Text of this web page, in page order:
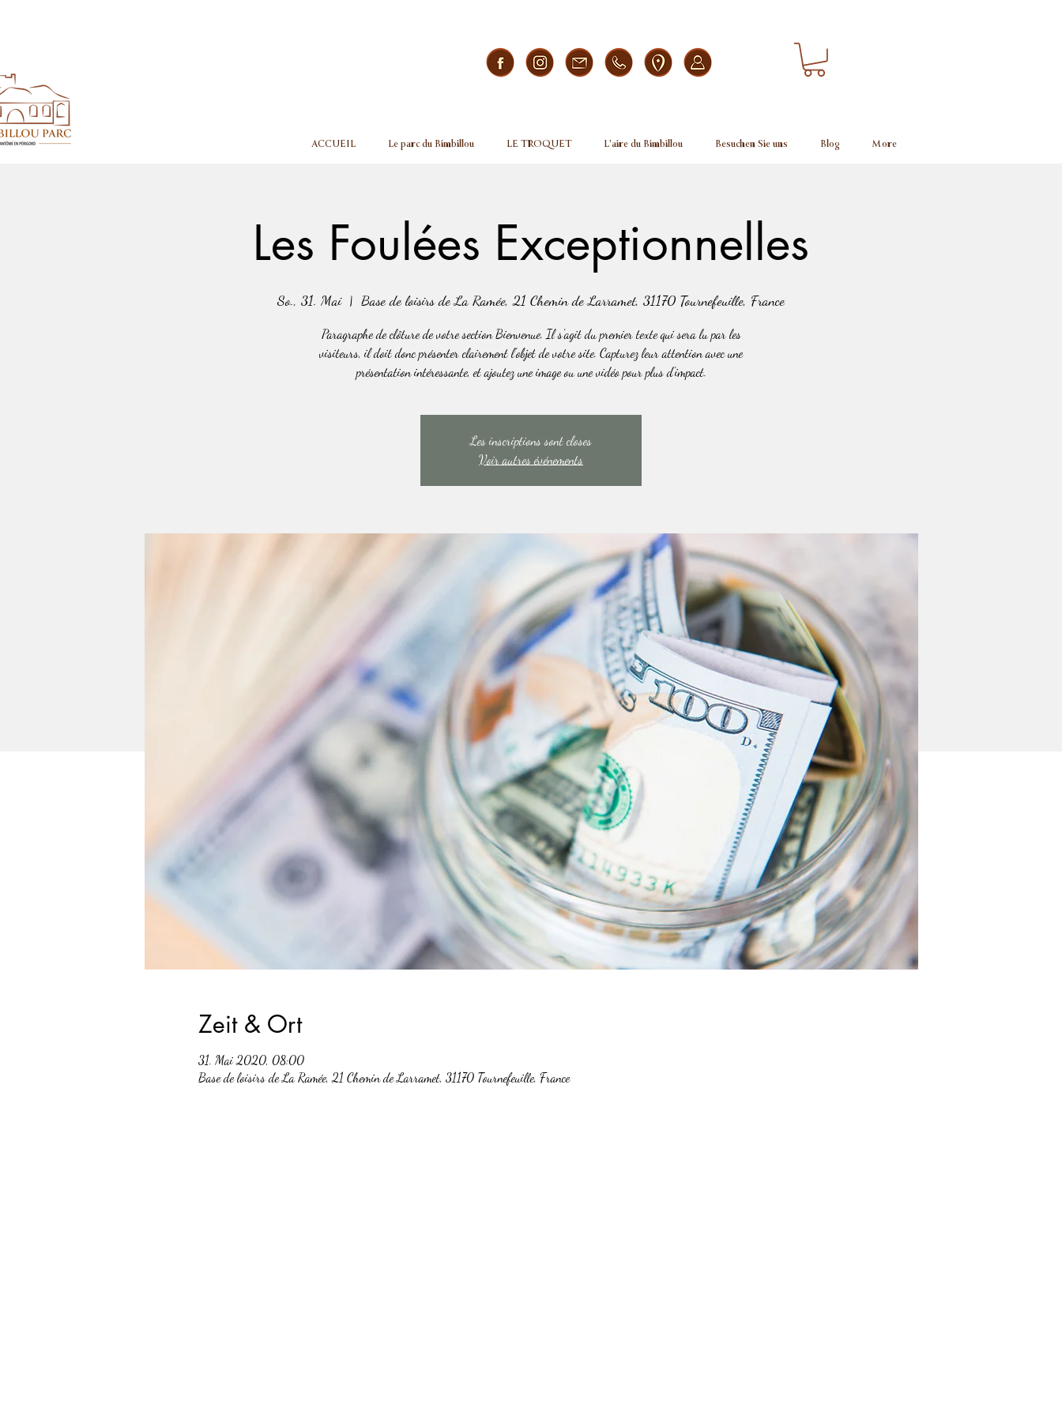
ACCUEIL Le parc du Bimbillou LE TROQUET L'aire du Bimbillou Besuchen Sie uns Blog More
Les Foulées Exceptionnelles
So., 31. Mai
  |
Base de loisirs de La Ramée, 21 Chemin de Larramet, 31170 Tournefeuille, France
Paragraphe de clôture de votre section Bienvenue. Il s'agit du premier texte qui sera lu par les
visiteurs, il doit donc présenter clairement l'objet de votre site. Capturez leur attention avec une
présentation intéressante, et ajoutez une image ou une vidéo pour plus d'impact.
Les inscriptions sont closes
Voir autres événements
Zeit & Ort
31. Mai 2020, 08:00
Base de loisirs de La Ramée, 21 Chemin de Larramet, 31170 Tournefeuille, France